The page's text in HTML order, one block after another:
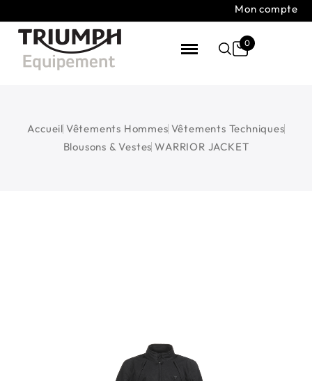
Mon compte
0
Accueil Vêtements Hommes Vêtements Techniques
Blousons & Vestes WARRIOR JACKET